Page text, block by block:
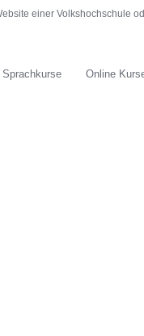
einer Volkshochschule
Sprachkurse Online